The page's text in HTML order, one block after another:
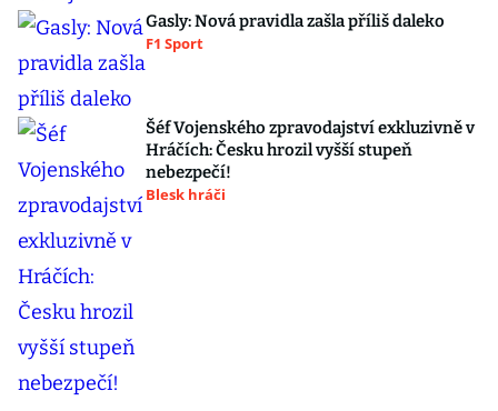
Gasly: Nová pravidla zašla příliš daleko
F1 Sport
Šéf Vojenského zpravodajství exkluzivně v
Hráčích: Česku hrozil vyšší stupeň
nebezpečí!
Blesk hráči